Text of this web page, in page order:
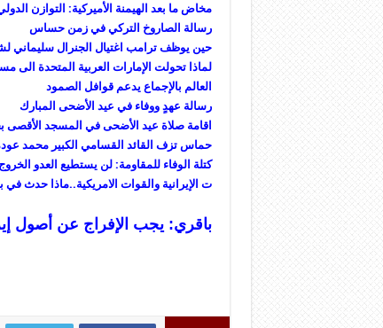
مخاض ما بعد الهيمنة الأميركية: التوازن
رسالة الصاروخ التركي في زمن حساس
حين يوظف ترامب اغتيال الجنرال سليماني
لماذا تحولت الإمارات العربية المتحدة الى
العالم بالإجماع يدعم قوافل الصمود
رسالة عهدٍ ووفاء في عيد الأضحى المبارك
اقامة صلاة عيد الأضحى في المسجد الأقصى بحضور 140
حماس تزف القائد القسامي الكبير محمد
كتلة الوفاء للمقاومة: لن يستطيع العدو
ت الإيرانية والقوات الامريكية..ماذا حدث
باقري: يجب الإفراج عن أصول